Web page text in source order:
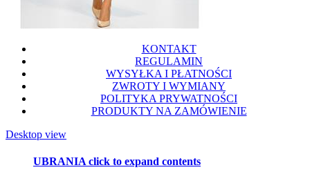
KONTAKT
REGULAMIN
WYSYŁKA I PŁATNOŚCI
ZWROTY I WYMIANY
POLITYKA PRYWATNOŚCI
PRODUKTY NA ZAMÓWIENIE
Desktop view
UBRANIAclick to expand contents